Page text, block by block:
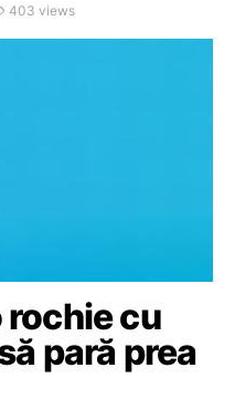
403 views
rochie cu
pară prea